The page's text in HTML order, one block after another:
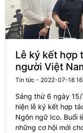
Lễ ký kết hợp
người Việt
Học viện Ngôn
Tin tức - 2022-07-18
Sáng thứ 6 ngày
hiện lễ ký kết hợp
Ngôn ngữ Ico. Buổi
những cơ hội mới